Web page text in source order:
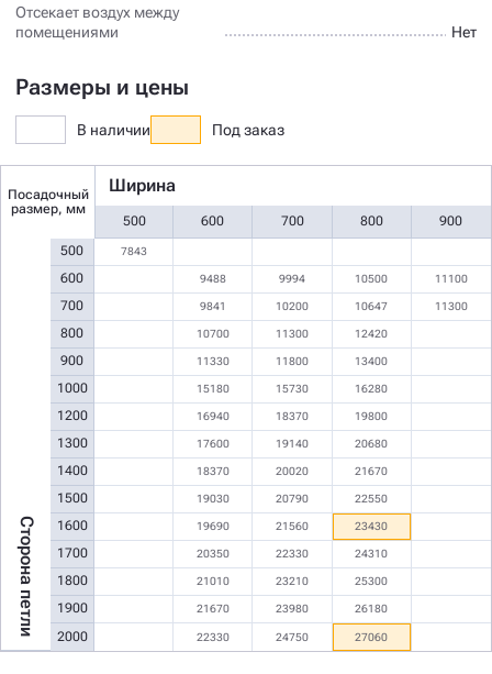
Отсекает воздух между
помещениями
Нет
Размеры и цены
В наличии Под заказ
Посадочный
размер, мм
Ширина
500 600 700 800 900
Сторона петли
500
600
700
800
900
1000
1200
1300
1400
1500
1600
1700
1800
1900
2000
7843
9488 9994 10500 11100
9841 10200 10647 11300
10700 11300 12420
11330 11800 13400
15180 15730 16280
16940 18370 19800
17600 19140 20680
18370 20020 21670
19030 20790 22550
19690 21560 23430
20350 22330 24310
21010 23210 25300
21670 23980 26180
22330 24750 27060